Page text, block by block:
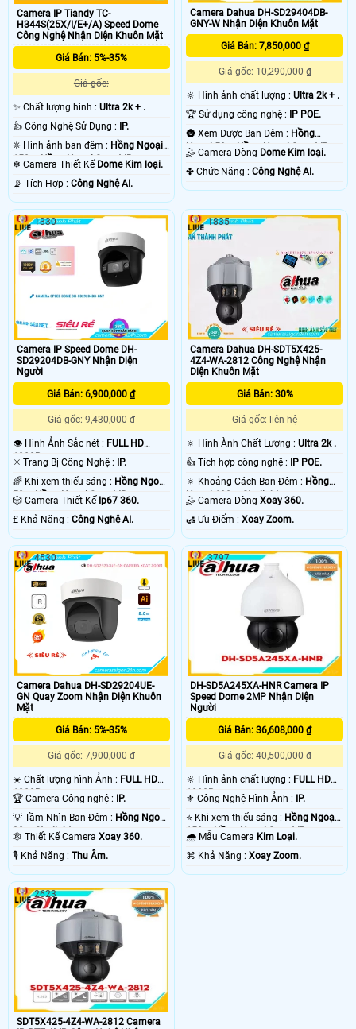
Camera IP Tiandy TC-
H344S(25X/I/E+/A) Speed Dome
Công Nghệ Nhận Diện Khuôn Mặt
Giá Bán: 5%-35%
Giá gốc:
✨ Chất lượng hình : Ultra 2k + .
👍 Công Nghệ Sử Dụng : IP.
❈ Hình ảnh ban đêm : Hồng Ngoại
150m Hồng Ngoại Smart IR.
❄ Camera Thiết Kế Dome Kim loại.
️📡 Tích Hợp : Công Nghệ AI.
Camera Dahua DH-SD29404DB-
GNY-W Nhận Diện Khuôn Mặt
Giá Bán: 7,850,000 ₫
Giá gốc: 10,290,000 ₫
🔆 Hình ảnh chất lượng :Ultra 2k + .
🏆 Sử dụng công nghệ :
IP POE.
🌚 Xem Được Ban Đêm : Hồng
Ngoại 50m Hồng Ngoại Smart IR.
🤹 Camera Dòng Dome Kim loại.
️✤ Chức Năng :Công Nghệ AI.
Camera IP Speed Dome DH-
SD29204DB-GNY Nhận Diện
Người
Giá Bán: 6,900,000 ₫
Giá gốc: 9,430,000 ₫
👁 Hình Ảnh Sắc nét : FULL HD
1080P .
✳️ Trang Bị Công Nghệ : IP.
🌈 Khi xem thiếu sáng : Hồng Ngoại
50m Hồng Ngoại Smart IR.
🎲 Camera Thiết Kế Ip67 360.
️₤ Khả Năng : Công Nghệ AI.
1330
Camera Dahua DH-SDT5X425-
4Z4-WA-2812 Công Nghệ Nhận
Diện Khuôn Mặt
Giá Bán: 30%
Giá gốc: liên hệ
🔅 Hình Ành Chất Lượng :Ultra 2k .
👍 Tích hợp công nghệ : IP POE.
🔅 Khoảng Cách Ban Đêm : Hồng
Ngoại 100m Starlight.
🤹 Camera DòngXoay 360.
️🛃 Ưu Điểm :Xoay Zoom.
1835
Camera Dahua DH-SD29204UE-
GN Quay Zoom Nhận Diện Khuôn
Mặt
Giá Bán: 5%-35%
Giá gốc: 7,900,000 ₫
☀️ Chất lượng hình Ảnh : FULL HD
1080P .
🏆 Camera Công nghệ :
IP.
💡 Tầm Nhìn Ban Đêm : Hồng Ngoại
30m Starlight.
🕸️ Thiết Kế Camera Xoay 360.
️🎙 Khả Năng : Thu Âm.
4530
DH-SD5A245XA-HNR Camera IP
Speed Dome 2MP Nhận Diện
Người
Giá Bán: 36,608,000 ₫
Giá gốc: 40,500,000 ₫
🔆 Hình ảnh chất lượng : FULL HD
1080P .
⚜️ Công Nghệ Hình Ảnh :
IP.
⭐ Khi xem thiếu sáng : Hồng Ngoại
150m Hồng Ngoại Smart IR.
🌧️ Mẫu Camera Kim Loại.
️⌘ Khả Năng :Xoay Zoom.
3797
SDT5X425-4Z4-WA-2812 Camera
2623